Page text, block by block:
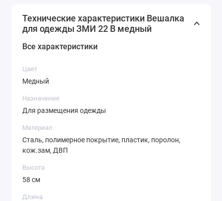
Технические характеристики Вешалка
для одежды ЗМИ 22 В медный
Все характеристики
Цвет
Медный
Назначение
Для размещения одежды
Материал
Сталь, полимерное покрытие, пластик, поролон,
кож.зам, ДВП
Высота
58 см
Длина